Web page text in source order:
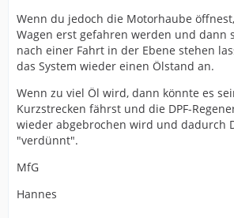
Wenn du jedoch die Motorhaube
Wagen erst gefahren werden und dann
nach einer Fahrt in der Ebene stehen
das System wieder einen Ölstand an.
Wenn zu viel Öl wird, dann könnte es
Kurzstrecken fährst und die DPF-
wieder abgebrochen wird und dadurch
"verdünnt".
MfG
Hannes